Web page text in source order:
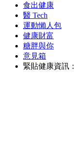
食出健康
醫 Tech
運動懶人包
健康財富
糖胖與你
意見箱
緊貼健康資訊：